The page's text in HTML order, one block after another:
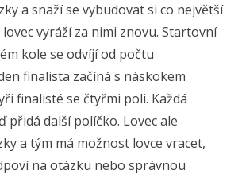
a snaží se vybudovat si co největší
vyráží za nimi znovu. Startovní
kole se odvíjí od počtu
finalista začíná s náskokem
finalisté se čtyřmi poli. Každá
přidá další políčko. Lovec ale
a tým má možnost lovce vracet,
na otázku nebo správnou